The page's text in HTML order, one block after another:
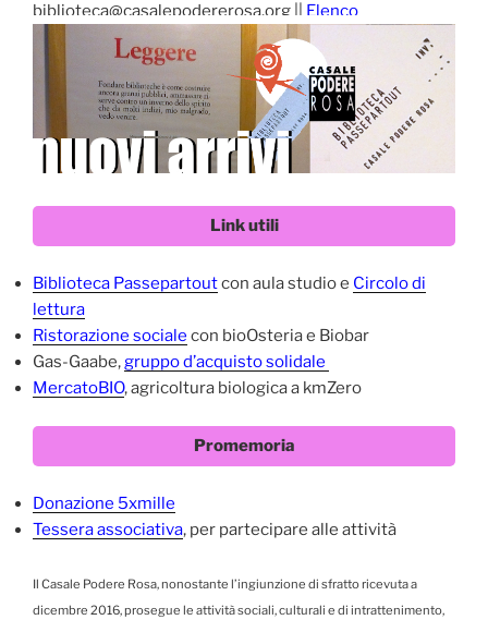
biblioteca@casalepodererosa.org || Elenco
Link utili
Biblioteca Passepartoutcon aula studio e Circolo di
lettura
Ristorazione sociale con bioOsteria e Biobar
Gas-Gaabe,gruppo d’acquisto solidale
MercatoBIO, agricoltura biologica a kmZero
Promemoria
Donazione 5xmille
Tessera associativa, per partecipare alle attività
Il Casale Podere Rosa, nonostante l’ingiunzione di sfratto ricevuta a
dicembre 2016, prosegue le attività sociali, culturali e di intrattenimento,